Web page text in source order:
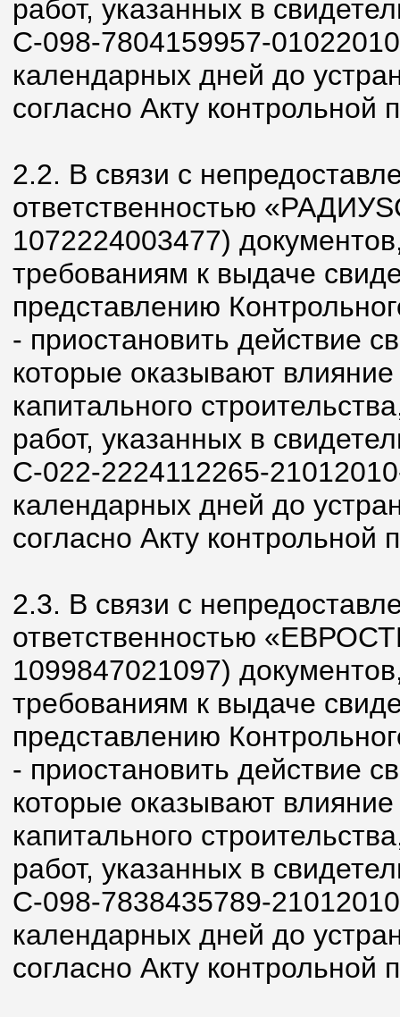
работ, указанных в
С-098-7804159957-
календарных дней до
согласно Акту контрольной
2.2. В связи с
ответственностью
1072224003477)
требованиям к выдаче
представлению
- приостановить действие
которые оказывают
капитального
работ, указанных в
С-022-2224112265-
календарных дней до
согласно Акту контрольной
2.3. В связи с
ответственностью
1099847021097)
требованиям к выдаче
представлению
- приостановить действие
которые оказывают
капитального
работ, указанных в
С-098-7838435789-
календарных дней до
согласно Акту контрольной